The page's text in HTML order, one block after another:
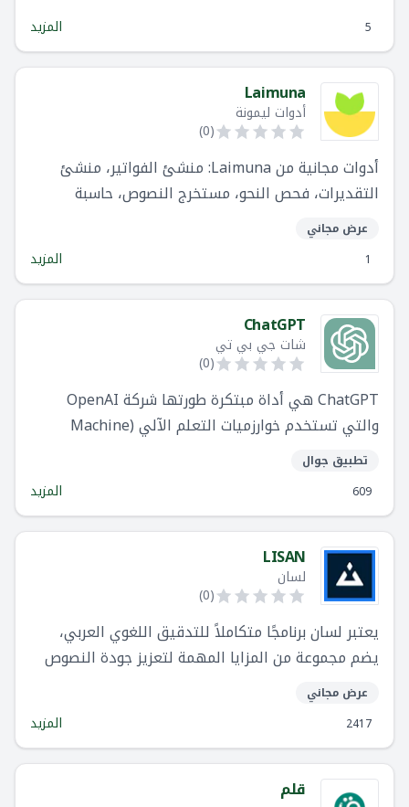
أكثر من مجرد أداة، إنه شريكك في رحلة الاكتشاف
والابتكار.
5 المزيد
Laimuna
أدوات ليمونة
(
0
)
أدوات مجانية من Laimuna: منشئ الفواتير، منشئ
التقديرات، فحص النحو، مستخرج النصوص، حاسبة
الضريبة، التقويم الهجري، مولد QR. جربها الآن!
عرض مجاني
1
المزيد
ChatGPT
شات جي بي تي
(
0
)
ChatGPT هي أداة مبتكرة طورتها شركة OpenAI
والتي تستخدم خوارزميات التعلم الآلي (Machine
Learning) للمشاركة في محادثات اللغة الطبيعية مع
المستخدمين. من خلال الاستفادة من إسلوب الدردشة ،
وتقديم المعلومات ذات الصلة بناءً على مدخلات
المستخدم. وهذا يجعله حلاً مثاليًا للشركات التي تتطلع
إلى أتمتة دعم العملاء ومهام العمل التفاعلية الأخرى.
تطبيق جوال
609
المزيد
LISAN
لسان
(
0
)
يعتبر لسان برنامجًا متكاملاً للتدقيق اللغوي العربي،
يضم مجموعة من المزايا المهمة لتعزيز جودة النصوص
العربية. يركز على تصحيح مختلف الأخطاء اللغوية، بما
فيها الإملائية، النحوية، الصرفية، الدلالية، الأسلوبية،
بالإضافة إلى أخطاء الاقتباسات وأسماء الأعلام. البرنامج
يستعين بأحدث تقنيات الذكاء الاصطناعي لتحقيق
التصحيح الأمثل ويوفر أدوات مساعدة للكتابة. كما يقدم
عرض مجاني
2417
المزيد
قلم